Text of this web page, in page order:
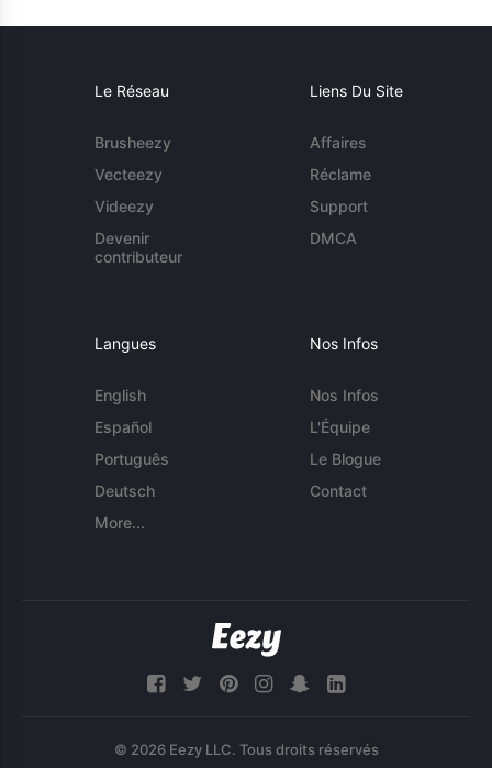
Le Réseau
Brusheezy
Vecteezy
Videezy
Devenir
contributeur
Liens Du Site
Affaires
Réclame
Support
DMCA
Langues
English
Español
Português
Deutsch
More...
Nos Infos
Nos Infos
L'Équipe
Le Blogue
Contact
© 2026 Eezy LLC. Tous droits réservés